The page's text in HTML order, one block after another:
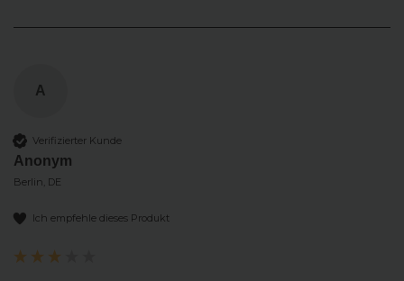
A
Verifizierter Kunde
Anonym
Berlin, DE
Ich empfehle dieses Produkt